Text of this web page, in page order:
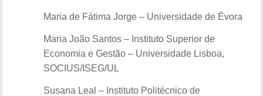
Maria de Fátima Jorge – Universidade de Évora
Maria João Santos – Instituto Superior de
Economia e Gestão – Universidade Lisboa,
SOCIUS/ISEG/UL
Susana Leal – Instituto Politécnico de